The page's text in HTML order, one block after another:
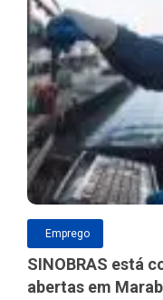
Emprego
SINOBRAS está
abertas em